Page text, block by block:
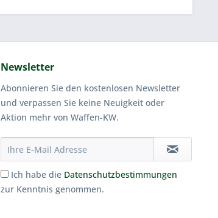
Newsletter
Abonnieren Sie den kostenlosen Newsletter
und verpassen Sie keine Neuigkeit oder
Aktion mehr von Waffen-KW.
Ich habe die Datenschutzbestimmungen
zur Kenntnis genommen.